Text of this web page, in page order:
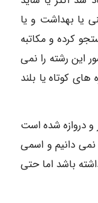
یا بهداشت و یا
کرده و مکاتبه
این رشته را نمی
های کوتاه یا بلند
و دروازه شده است
دانیم و اسمی
باشد اما حتی